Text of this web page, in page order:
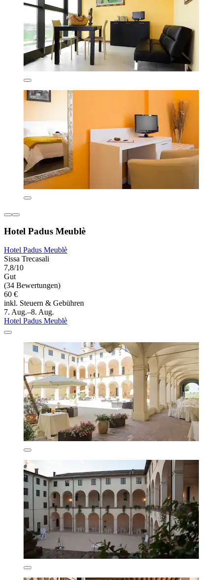
Hotel Padus Meublè
Hotel Padus Meublè
Sissa Trecasali
7,8/10
Gut
(34 Bewertungen)
60 €
inkl. Steuern & Gebühren
7. Aug.–8. Aug.
Hotel Padus Meublè